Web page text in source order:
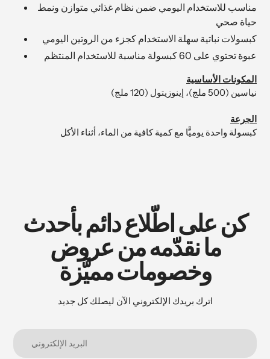
الخاصةمناسب للاستخدام اليومي ضمن نظام غذائي متوازن ونمط
حياة صحي
كبسولات نباتية سهلة الاستخدام كجزء من الروتين اليومي
عبوة تحتوي على 60 كبسولة مناسبة للاستخدام المنتظم
المكونات الأساسية
نياسين (500 ملج)، إينوزيتول (120 ملج)
الجرعة
كبسولة واحدة يوميًّا مع كمية كافية من الماء، أثناء الأكل
كن على اطّلاع دائم بأحدث
ما نقدّمه من عروض
وخصومات مميَّزة
اترك بريدك الإلكتروني الآن ليصلك كل جديد